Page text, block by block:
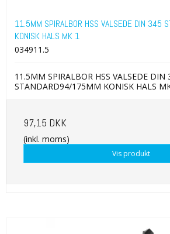
11.5MM SPIRALBOR HSS VALSEDE DIN 345
KONISK HALS MK 1
034911.5
11.5MM SPIRALBOR HSS VALSEDE DIN
STANDARD94/175MM KONISK HALS
97,15 DKK
(inkl. moms)
Vis produkt